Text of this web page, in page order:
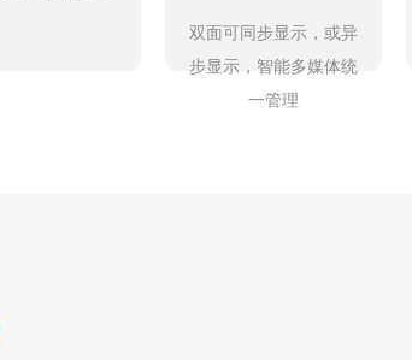
双面可同步显示，或异
步显示，智能多媒体统
一管理